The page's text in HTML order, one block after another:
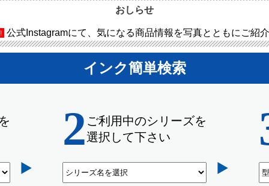
おしらせ
公式Instagramにて、気になる商品情報を写真とともにご紹